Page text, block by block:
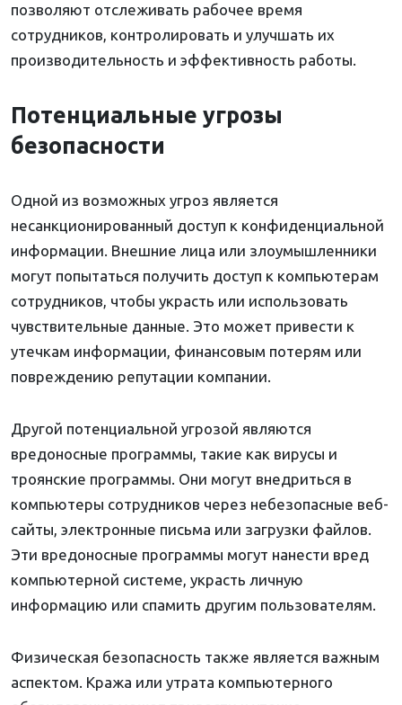
позволяют отслеживать рабочее время
сотрудников, контролировать и улучшать их
производительность и эффективность работы.
Потенциальные угрозы
безопасности
Одной из возможных угроз является
несанкционированный доступ к конфиденциальной
информации. Внешние лица или злоумышленники
могут попытаться получить доступ к компьютерам
сотрудников, чтобы украсть или использовать
чувствительные данные. Это может привести к
утечкам информации, финансовым потерям или
повреждению репутации компании.
Другой потенциальной угрозой являются
вредоносные программы, такие как вирусы и
троянские программы. Они могут внедриться в
компьютеры сотрудников через небезопасные веб-
сайты, электронные письма или загрузки файлов.
Эти вредоносные программы могут нанести вред
компьютерной системе, украсть личную
информацию или спамить другим пользователям.
Физическая безопасность также является важным
аспектом. Кража или утрата компьютерного